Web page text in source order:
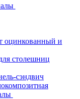
оцинкованный и
столешниц
сэндвич